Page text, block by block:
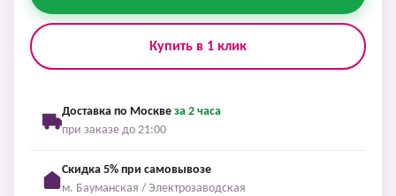
Купить в 1 клик
Доставка по Москве за 2 часа
при заказе до 21:00
Скидка 5% при самовывозе
м. Бауманская / Электрозаводская